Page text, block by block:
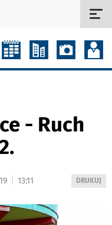
- Ruch
WYDRUKUJ
DRUKUJ
13:11